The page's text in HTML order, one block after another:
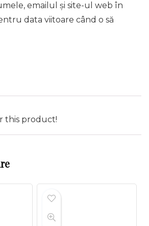
emailul și site-ul web în
data viitoare când o să
this product!